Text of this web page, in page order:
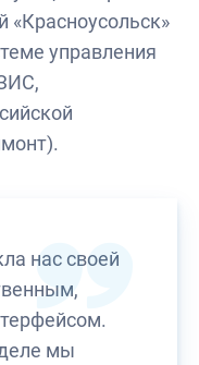
управления
нас своей
мы